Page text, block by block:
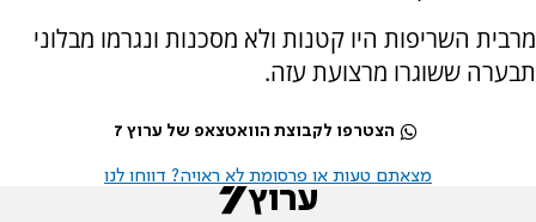
מרבית השריפות היו קטנות ולא מסכנות ונגרמו מבלוני
תבערה ששוגרו מרצועת עזה.
הצטרפו לקבוצת הוואטצאפ של ערוץ 7
מצאתם טעות או פרסומת לא ראויה? דווחו לנו